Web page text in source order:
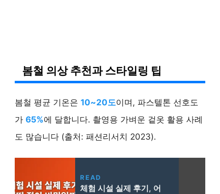
봄철 의상 추천과 스타일링 팁
봄철 평균 기온은 10~20도이며, 파스텔톤 선호도
가 65%에 달합니다. 촬영용 가벼운 겉옷 활용 사례
도 많습니다 (출처: 패션리서치 2023).
READ
체험 시설 실제 후기, 어